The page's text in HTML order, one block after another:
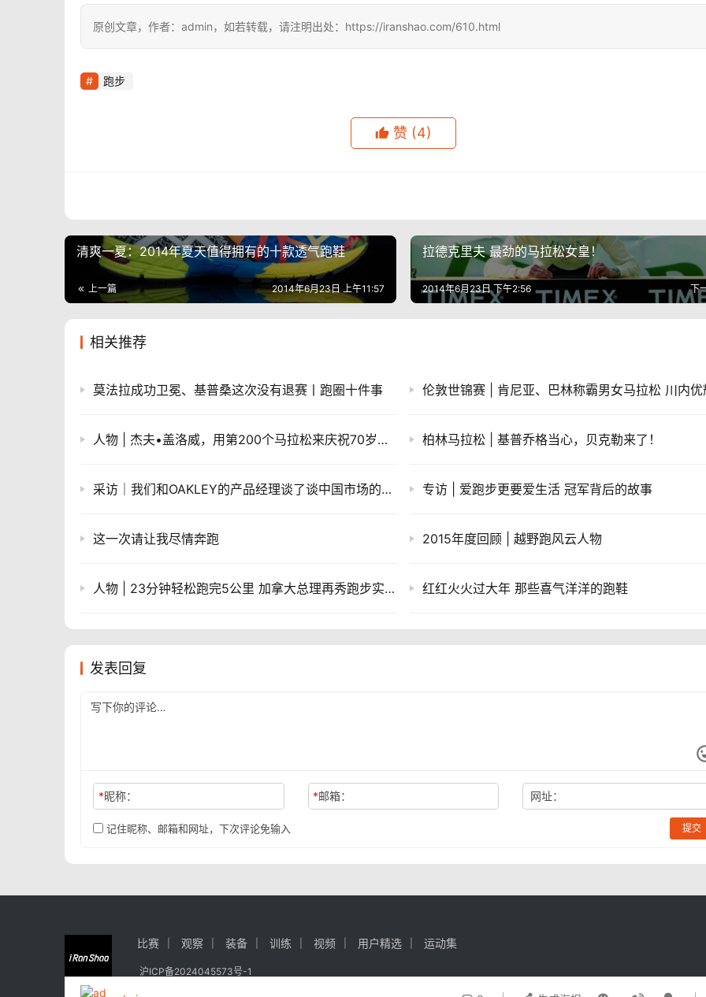
原创文章，作者：admin，如若转载，请注明出处：https://iranshao.com/610.html
跑步
赞 (4)
清爽一夏：2014年夏天值得拥有的十款透气跑鞋
上一篇 2014年6月23日 上午11:57
拉德克里夫 最劲的马拉松女皇！
下
2014年6月23日 下午2:56
相关推荐
莫法拉成功卫冕、基普桑这次没有退赛丨跑圈十件事
人物 | 杰夫•盖洛威，用第200个马拉松来庆祝70岁生日 柏林马拉松 | 基普乔格当心，贝克勒来了！
采访｜我们和OAKLEY的产品经理谈了谈中国市场的未来计划 专访 | 爱跑步更要爱生活 冠军背后的故事
这一次请让我尽情奔跑 2015年度回顾 | 越野跑风云人物
人物 | 23分钟轻松跑完5公里 加拿大总理再秀跑步实力 红红火火过大年 那些喜气洋洋的跑鞋
发表回复
*昵称： *邮箱： 网址：
记住昵称、邮箱和网址，下次评论免输入 提交
比赛 观察 装备 训练 视频 用户精选 运动集
沪ICP备2024045573号-1